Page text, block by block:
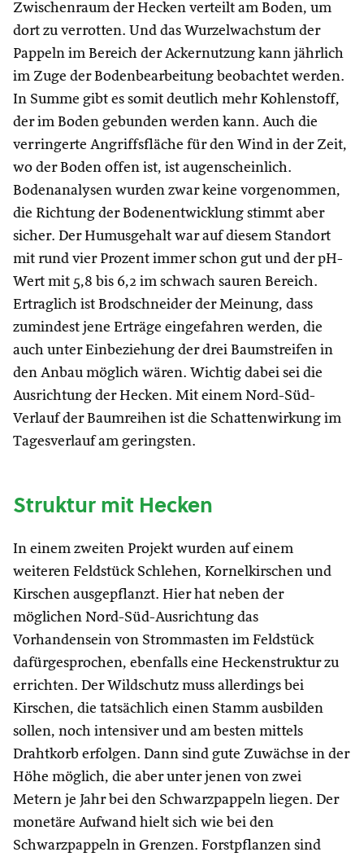
Zwischenraum der Hecken verteilt am Boden, um
dort zu verrotten. Und das Wurzelwachstum der
Pappeln im Bereich der Ackernutzung kann jährlich
im Zuge der Bodenbearbeitung beobachtet werden.
In Summe gibt es somit deutlich mehr Kohlenstoff,
der im Boden gebunden werden kann. Auch die
verringerte Angriffsfläche für den Wind in der Zeit,
wo der Boden offen ist, ist augenscheinlich.
Bodenanalysen wurden zwar keine vorgenommen,
die Richtung der Bodenentwicklung stimmt aber
sicher. Der Humusgehalt war auf diesem Standort
mit rund vier Prozent immer schon gut und der pH-
Wert mit 5,8 bis 6,2 im schwach sauren Bereich.
Ertraglich ist Brodschneider der Meinung, dass
zumindest jene Erträge eingefahren werden, die
auch unter Einbeziehung der drei Baumstreifen in
den Anbau möglich wären. Wichtig dabei sei die
Ausrichtung der Hecken. Mit einem Nord-Süd-
Verlauf der Baumreihen ist die Schattenwirkung im
Tagesverlauf am geringsten.
Struktur mit Hecken
In einem zweiten Projekt wurden auf einem
weiteren Feldstück Schlehen, Kornelkirschen und
Kirschen ausgepflanzt. Hier hat neben der
möglichen Nord-Süd-Ausrichtung das
Vorhandensein von Strommasten im Feldstück
dafürgesprochen, ebenfalls eine Heckenstruktur zu
errichten. Der Wildschutz muss allerdings bei
Kirschen, die tatsächlich einen Stamm ausbilden
sollen, noch intensiver und am besten mittels
Drahtkorb erfolgen. Dann sind gute Zuwächse in der
Höhe möglich, die aber unter jenen von zwei
Metern je Jahr bei den Schwarzpappeln liegen. Der
monetäre Aufwand hielt sich wie bei den
Schwarzpappeln in Grenzen. Forstpflanzen sind